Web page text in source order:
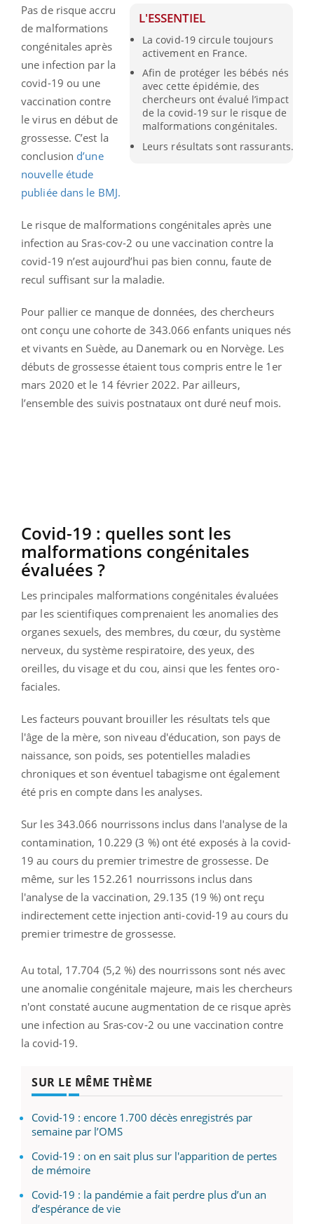
L'ESSENTIEL
La covid-19 circule toujours
activement en France.
Afin de protéger les bébés nés
avec cette épidémie, des
chercheurs ont évalué l’impact
de la covid-19 sur le risque de
malformations congénitales.
Leurs résultats sont rassurants.
Pas de risque accru
de malformations
congénitales après
une infection par la
covid-19 ou une
vaccination contre
le virus en début de
grossesse. C’est la
conclusion d’une
nouvelle étude
publiée dans le BMJ.
Le risque de malformations congénitales après une
infection au Sras-cov-2 ou une vaccination contre la
covid-19 n’est aujourd’hui pas bien connu, faute de
recul suffisant sur la maladie.
Pour pallier ce manque de données, des chercheurs
ont conçu une cohorte de 343.066 enfants uniques nés
et vivants en Suède, au Danemark ou en Norvège. Les
débuts de grossesse étaient tous compris entre le 1er
mars 2020 et le 14 février 2022. Par ailleurs,
l’ensemble des suivis postnataux ont duré neuf mois.
Covid-19 : quelles sont les
malformations congénitales
évaluées ?
Les principales malformations congénitales évaluées
par les scientifiques comprenaient les anomalies des
organes sexuels, des membres, du cœur, du système
nerveux, du système respiratoire, des yeux, des
oreilles, du visage et du cou, ainsi que les fentes oro-
faciales.
Les facteurs pouvant brouiller les résultats tels que
l'âge de la mère, son niveau d'éducation, son pays de
naissance, son poids, ses potentielles maladies
chroniques et son éventuel tabagisme ont également
été pris en compte dans les analyses.
Sur les 343.066 nourrissons inclus dans l'analyse de la
contamination, 10.229 (3 %) ont été exposés à la covid-
19 au cours du premier trimestre de grossesse. De
même, sur les 152.261 nourrissons inclus dans
l'analyse de la vaccination, 29.135 (19 %) ont reçu
indirectement cette injection anti-covid-19 au cours du
premier trimestre de grossesse.
Au total, 17.704 (5,2 %) des nourrissons sont nés avec
une anomalie congénitale majeure, mais les chercheurs
n'ont constaté aucune augmentation de ce risque après
une infection au Sras-cov-2 ou une vaccination contre
la covid-19.
SUR LE MÊME THÈME
Covid-19 : encore 1.700 décès enregistrés par
semaine par l’OMS
Covid-19 : on en sait plus sur l'apparition de pertes
de mémoire
Covid-19 : la pandémie a fait perdre plus d’un an
d’espérance de vie